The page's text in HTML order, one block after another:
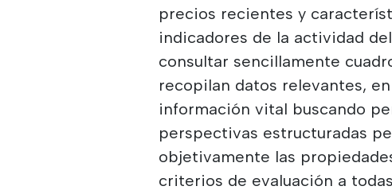
precios recientes y
indicadores de la actividad
consultar sencillamente
recopilan datos relevantes,
información vital buscando
perspectivas estructuradas
objetivamente las
criterios de evaluación a